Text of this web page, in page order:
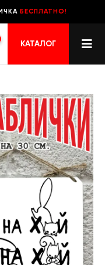
БЕСПЛАТНО!
КАТАЛОГ